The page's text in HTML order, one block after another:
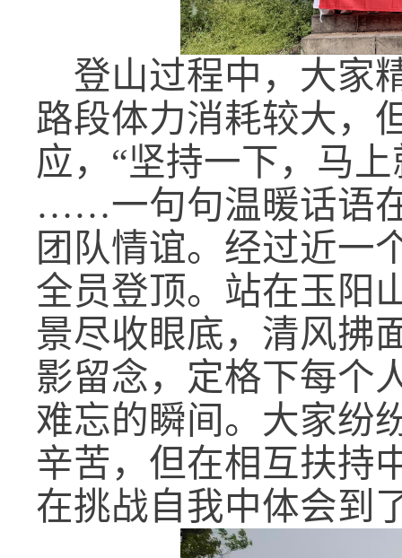
登山过程中，大家
路段体力消耗较大，
应，“坚持一下，马
……一句句温暖话语
团队情谊。经过近一
全员登顶。站在玉阳
景尽收眼底，清风拂
影留念，定格下每个
难忘的瞬间。大家纷
辛苦，但在相互扶持
在挑战自我中体会到